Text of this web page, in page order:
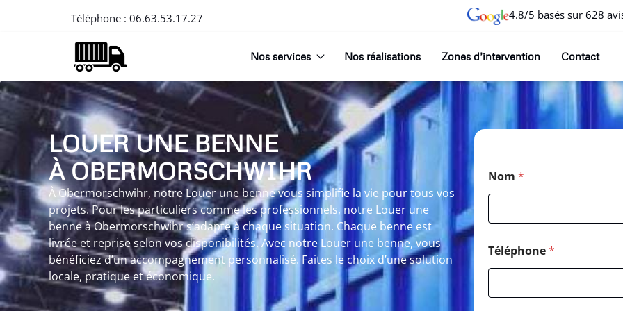
Téléphone : 06.63.53.17.27 4.8/5 basés sur 628
Nos services Nos réalisations Zones d’intervention Contact
LOUER UNE BENNE
À OBERMORSCHWIHR
À Obermorschwihr, notre Louer une benne vous simplifie la vie pour tous vos
projets. Pour les particuliers comme les professionnels, notre Louer une
benne à Obermorschwihr s’adapte à chaque situation. Chaque benne est
livrée et reprise selon vos disponibilités. Avec notre Louer une benne, vous
bénéficiez d’un accompagnement personnalisé. Faites le choix d’une solution
locale, pratique et économique.
Nom *
Téléphone*